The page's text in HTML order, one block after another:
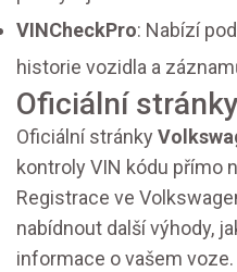
VINCheckPro: Nabízí
historie vozidla a
Oficiální
Oficiální stránky
kontroly VIN kódu přímo
Registrace ve
nabídnout další výhody,
informace o vašem voze.